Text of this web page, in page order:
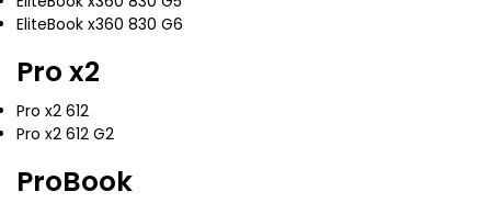
EliteBook x360 830 G6
Pro x2
Pro x2 612
Pro x2 612 G2
ProBook